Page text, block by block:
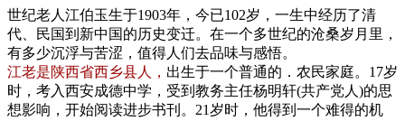
世纪老人江伯玉生于1903年，今已102岁，一生中经历了清
代、民国到新中国的历史变迁。在一个多世纪的沧桑岁月里，
有多少沉浮与苦涩，值得人们去品味与感悟。
江老是陕西省西乡县人， 出生于一个普通的．农民家庭。17岁
时，考入西安成德中学，受到教务主任杨明轩(共产党人)的思
想影响，开始阅读进步书刊。21岁时，他得到一个难得的机